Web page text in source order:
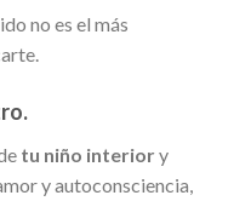
no es el más
tu niño interiory
y autoconsciencia,